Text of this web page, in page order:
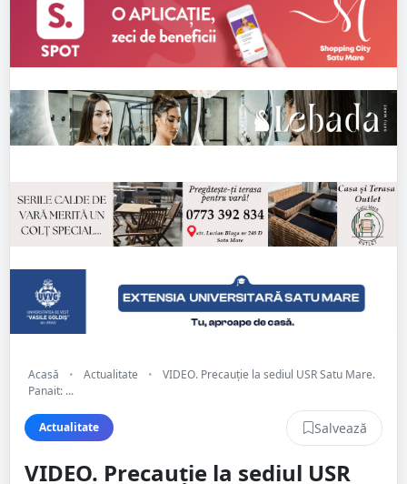
Acasă • Actualitate •
VIDEO. Precauție la sediul USR Satu Mare.
Panait: ...
Actualitate Salvează
VIDEO. Precauție la sediul USR